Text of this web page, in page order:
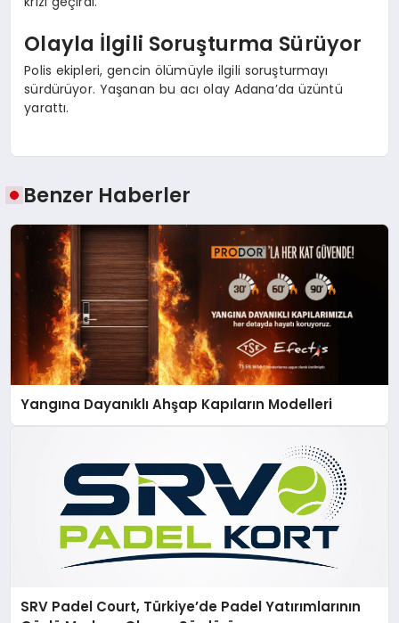
Olayla İlgili Soruşturma Sürüyor
Polis ekipleri, gencin ölümüyle ilgili soruşturmayı
sürdürüyor. Yaşanan bu acı olay Adana’da üzüntü
yarattı.
Benzer Haberler
Yangına Dayanıklı Ahşap Kapıların Modelleri
SRV Padel Court, Türkiye’de Padel Yatırımlarının